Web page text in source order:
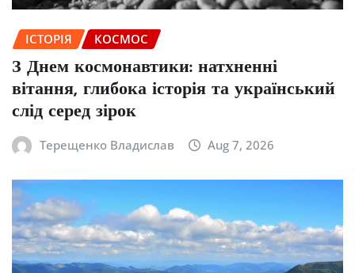
ІСТОРІЯ КОСМОС
З Днем космонавтики: натхненні
вітання, глибока історія та український
слід серед зірок
Терещенко Владислав Aug 7, 2026